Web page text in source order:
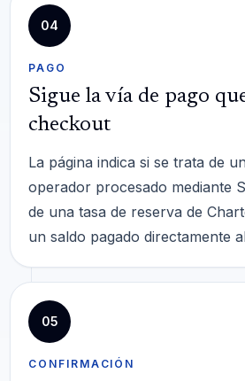
04
PAGO
Sigue la vía de pago
checkout
La página indica si se trata de
operador procesado mediante
de una tasa de reserva de
un saldo pagado directamente
05
CONFIRMACIÓN